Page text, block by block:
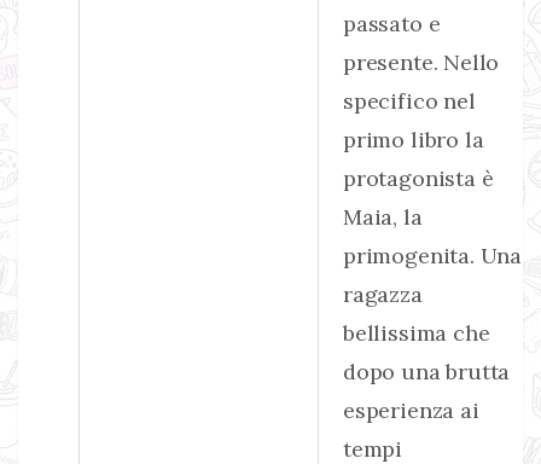
passato e
presente. Nello
specifico nel
primo libro la
protagonista è
Maia, la
primogenita. Una
ragazza
bellissima che
dopo una brutta
esperienza ai
tempi